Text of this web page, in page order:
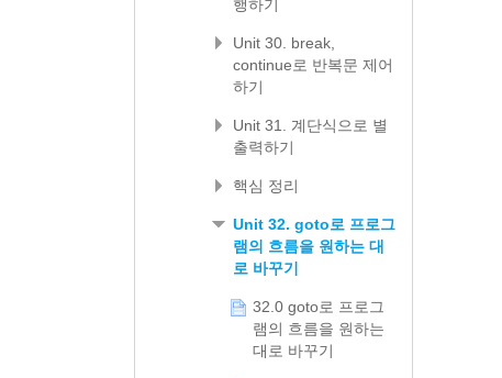
행하기
Unit 30. break,
continue로 반복문 제어
하기
Unit 31. 계단식으로 별
출력하기
핵심 정리
Unit 32. goto로 프로그
램의 흐름을 원하는 대
로 바꾸기
32.0 goto로 프로그
램의 흐름을 원하는
대로 바꾸기